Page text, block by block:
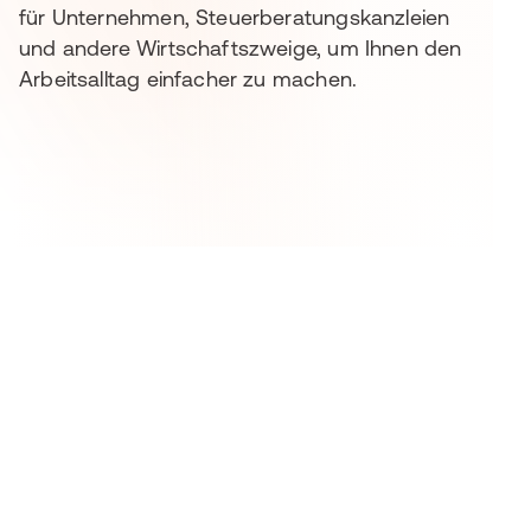
für Unternehmen, Steuerberatungskanzleien
und andere Wirtschaftszweige, um Ihnen den
Arbeitsalltag einfacher zu machen.